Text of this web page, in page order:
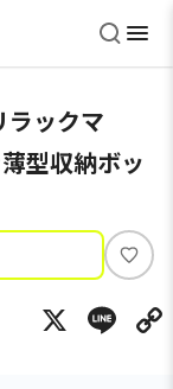
ラックマ
型収納ボッ
い
ね
X